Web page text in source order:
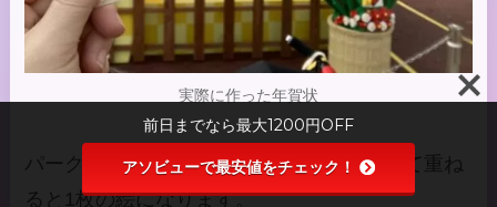
実際に作った年賀状
パーク内に設置されたスタンプラリーを全て重ね
ると1枚の絵になります。
前日までなら最大1200円OFF
アソビューで最安値をチェック！